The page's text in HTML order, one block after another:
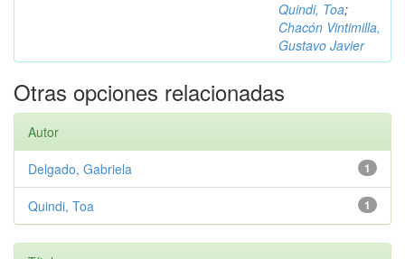
Quindi, Toa;
Chacón Vintimilla,
Gustavo Javier
Otras opciones relacionadas
Autor
1
Delgado, Gabriela
1
Quindi, Toa